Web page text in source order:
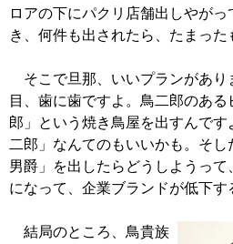
ロアの下にパクリ店舗出しやがっ
き、何件も出されたら、たまった
そこで旦那、いいプランがあり
目、歯に歯ですよ。鳥二郎のある
郎」という焼き鳥屋を出すんです
二郎」なんてのもいいかも。そし
男爵」を出したらどうしようって
になって、企業ブランドが低下す
結局のところ、鳥貴族